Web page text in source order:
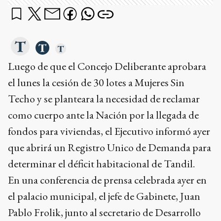
Luego de que el Concejo Deliberante aprobara
el lunes la cesión de 30 lotes a Mujeres Sin
Techo y se planteara la necesidad de reclamar
como cuerpo ante la Nación por la llegada de
fondos para viviendas, el Ejecutivo informó ayer
que abrirá un Registro Unico de Demanda para
determinar el déficit habitacional de Tandil.
En una conferencia de prensa celebrada ayer en
el palacio municipal, el jefe de Gabinete, Juan
Pablo Frolik, junto al secretario de Desarrollo